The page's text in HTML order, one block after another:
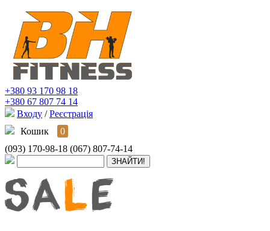
+380 93 170 98 18
+380 67 807 74 14
Входу / Реєстрація
Кошик
0
(093) 170-98-18 (067) 807-74-14